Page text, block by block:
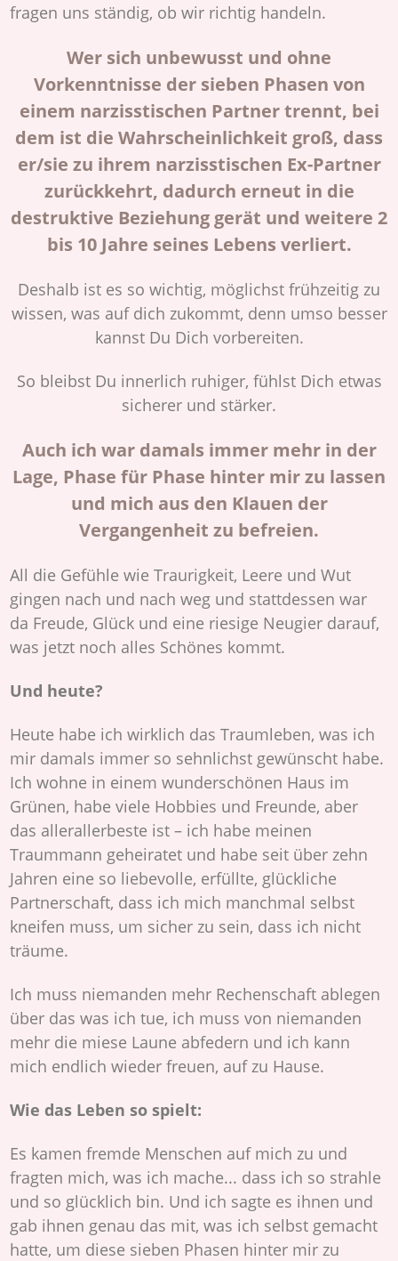
fragen uns ständig, ob wir richtig handeln.
Wer sich unbewusst und ohne
Vorkenntnisse der sieben Phasen von
einem narzisstischen Partner trennt, bei
dem ist die Wahrscheinlichkeit groß, dass
er/sie zu ihrem narzisstischen Ex-Partner
zurückkehrt, dadurch erneut in die
destruktive Beziehung gerät und weitere 2
bis 10 Jahre seines Lebens verliert.
Deshalb ist es so wichtig, möglichst frühzeitig zu
wissen, was auf dich zukommt, denn umso besser
kannst Du Dich vorbereiten.
So bleibst Du innerlich ruhiger, fühlst Dich etwas
sicherer und stärker.
Auch ich war damals immer mehr in der
Lage, Phase für Phase hinter mir zu lassen
und mich aus den Klauen der
Vergangenheit zu befreien.
All die Gefühle wie Traurigkeit, Leere und Wut
gingen nach und nach weg und stattdessen war
da Freude, Glück und eine riesige Neugier darauf,
was jetzt noch alles Schönes kommt.
Und heute?
Heute habe ich wirklich das Traumleben, was ich
mir damals immer so sehnlichst gewünscht habe.
Ich wohne in einem wunderschönen Haus im
Grünen, habe viele Hobbies und Freunde, aber
das allerallerbeste ist – ich habe meinen
Traummann geheiratet und habe seit über zehn
Jahren eine so liebevolle, erfüllte, glückliche
Partnerschaft, dass ich mich manchmal selbst
kneifen muss, um sicher zu sein, dass ich nicht
träume.
Ich muss niemanden mehr Rechenschaft ablegen
über das was ich tue, ich muss von niemanden
mehr die miese Laune abfedern und ich kann
mich endlich wieder freuen, auf zu Hause.
Wie das Leben so spielt:
Es kamen fremde Menschen auf mich zu und
fragten mich, was ich mache... dass ich so strahle
und so glücklich bin. Und ich sagte es ihnen und
gab ihnen genau das mit, was ich selbst gemacht
hatte, um diese sieben Phasen hinter mir zu